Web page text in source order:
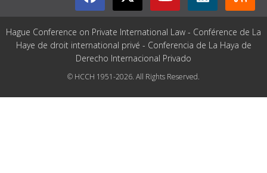
Hague Conference on Private International Law - Conférence de La
Haye de droit international privé - Conferencia de La Haya de
Derecho Internacional Privado
© HCCH 1951-2026. All Rights Reserved.